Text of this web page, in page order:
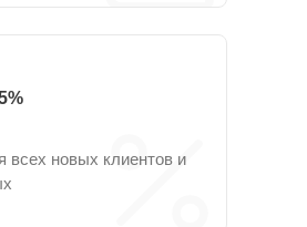
всех новых клиентов и